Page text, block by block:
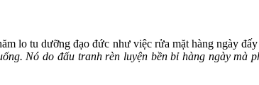
lo tu dưỡng đạo đức như việc rửa mặt hàng ngày
Nó do đấu tranh rèn luyện bền bỉ hàng ngày mà